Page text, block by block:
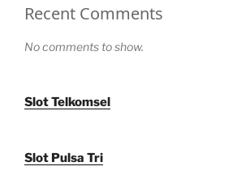
Recent Comments
No comments to show.
Slot Telkomsel
Slot Pulsa Tri